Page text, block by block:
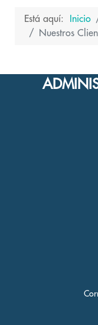
Está aquí: Inicio
Nuestros